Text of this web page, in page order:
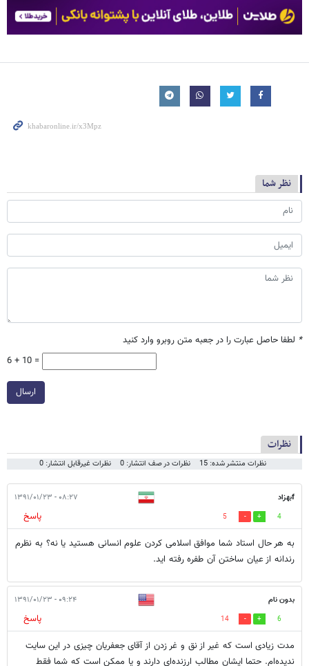
نظر شما
* لطفا حاصل عبارت را در جعبه متن روبرو وارد کنید
6 + 10 =
ارسال
نظرات
نظرات منتشر شده: 15 نظرات در صف انتشار: 0 نظرات غیرقابل انتشار: 0
fبهزاد ۰۸:۲۷ - ۱۳۹۱/۰۱/۲۳
4
5
پاسخ
به هر حال استاد شما موافق اسلامی کردن علوم انسانی هستید یا نه؟ به نظرم
رندانه از عیان ساختن آن طفره رفته اید.
بدون نام ۰۹:۲۴ - ۱۳۹۱/۰۱/۲۳
6
14
پاسخ
مدت زیادی است که غیر از نق و غر زدن از آقای جعفریان چیزی در این سایت
ندیده‌ام. حتما ایشان مطالب ارزنده‌ای دارند و یا ممکن است که شما فقط